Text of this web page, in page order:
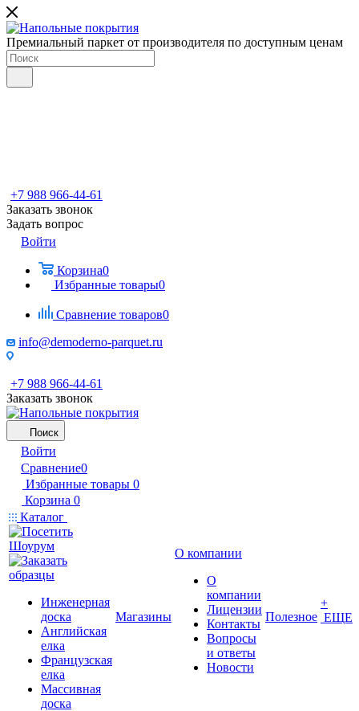
Премиальный паркет от производителя по доступным ценам
+7 988 966-44-61
Заказать звонок
Задать вопрос
Войти
Корзина0
Избранные товары0
Сравнение товаров0
info@demoderno-parquet.ru
+7 988 966-44-61
Заказать звонок
Поиск
Войти
Сравнение0
Избранные товары 0
Корзина 0
Каталог
Инженерная
доска
Английская
елка
Французская
елка
Массивная
доска
Магазины
О компании
О
компании
Лицензии
Контакты
Вопросы
и ответы
Новости
Полезное
+
ЕЩЕ